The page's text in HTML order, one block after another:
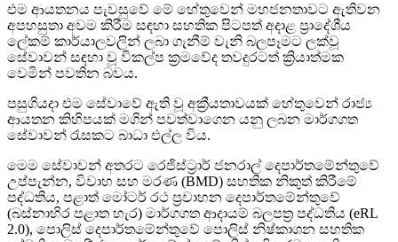
එම ආයතනය පැවසුවේ මේ හේතුවෙන් මහජනතාවට ඇතිවන
අපහසුතා අවම කිරීම සඳහා සහතික පිටපත් අදාළ ප්‍රාදේශීය
ලේකම් කාර්යාලවලින් ලබා ගැනීම් වැනි බලපෑමට ලක්වූ
සේවාවන් සඳහා වූ විකල්ප ක්‍රමවේද තවදුරටත් ක්‍රියාත්මක
වෙමින් පවතින බවය.
පසුගියදා එම සේවාවේ ඇති වූ අක්‍රීයතාවයක් හේතුවෙන් රාජ්‍ය
ආයතන කිහිපයක් මගින් පවත්වාගෙන යනු ලබන මාර්ගගත
සේවාවන් රැසකට බාධා එල්ල විය.
මෙම සේවාවන් අතරට රෙජිස්ට්‍රාර් ජනරාල් දෙපාර්තමේන්තුවේ
උප්පැන්න, විවාහ සහ මරණ (BMD) සහතික නිකුත් කිරීමේ
පද්ධතිය, පළාත් මෝටර් රථ ප්‍රවාහන දෙපාර්තමේන්තුවේ
(බස්නාහිර පළාත හැර) මාර්ගගත ආදායම් බලපත්‍ර පද්ධතිය (eRL
2.0), පොලිස් දෙපාර්තමේන්තුවේ පොලිස් නිෂ්කාශන සහතික